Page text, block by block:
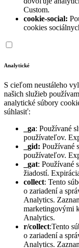
Custom.
cookie-social:
cookies
Analytické
S cieľom neustáleho
našich služieb
analytické súbory
súhlasiť:
_ga: Používané
používateľov.
_gid: Používané
používateľov.
_gat: Používané
žiadostí.
collect: Tento
o zariadení a
Analytics.
marketingovými
Analytics.
r/collect:Tento
o zariadení a
Analytics.